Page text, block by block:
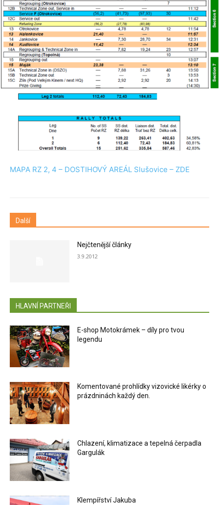
MAPA RZ 2, 4 – DOSTIHOVÝ AREÁL Slušovice – ZDE
Další
Nejčtenější články
3.9.2012
HLAVNÍ PARTNEŘI
E-shop Motokrámek – díly pro tvou
legendu
Komentované prohlídky vizovické likérky o
prázdninách každý den.
Chlazení, klimatizace a tepelná čerpadla
Gargulák
Klempířství Jakuba